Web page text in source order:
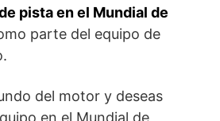
pista en el Mundial de
parte del equipo de
del motor y deseas
en el Mundial de